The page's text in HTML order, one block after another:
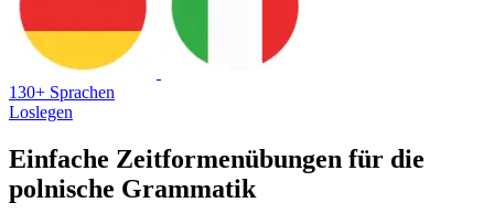
130+ Sprachen
Loslegen
Einfache Zeitformenübungen für die
polnische Grammatik